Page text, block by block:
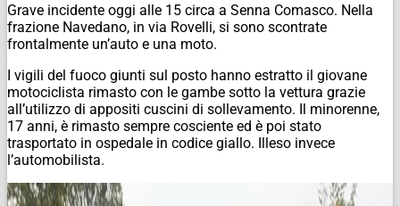
Grave incidente oggi alle 15 circa a Senna Comasco. Nella
frazione Navedano, in via Rovelli, si sono scontrate
frontalmente un’auto e una moto.
I vigili del fuoco giunti sul posto hanno estratto il giovane
motociclista rimasto con le gambe sotto la vettura grazie
all’utilizzo di appositi cuscini di sollevamento. Il minorenne,
17 anni, è rimasto sempre cosciente ed è poi stato
trasportato in ospedale in codice giallo. Illeso invece
l’automobilista.